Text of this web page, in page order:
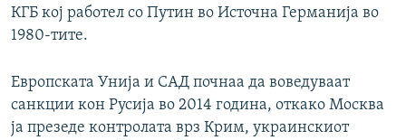
КГБ кој работел со Путин во Источна Германија во
1980-тите.
Европската Унија и САД почнаа да воведуваат
санкции кон Русија во 2014 година, откако Москва
ја презеде контролата врз Крим, украинскиот